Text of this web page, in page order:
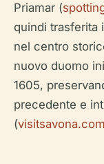
Priamar (
quindi trasferita
nel centro
nuovo duomo
1605,
precedente e
(visitsavona.com